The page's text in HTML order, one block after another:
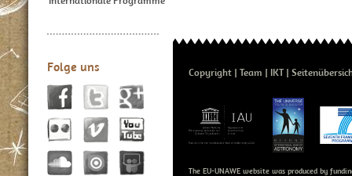
Folge uns Copyright Team IKT
The EU-UNAWE website was produced by